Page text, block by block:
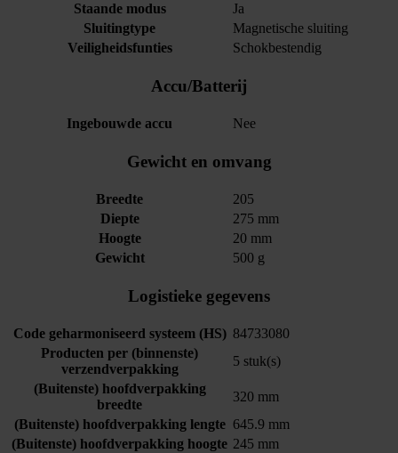
Staande modus
Ja
Sluitingtype
Magnetische sluiting
Veiligheidsfunties
Schokbestendig
Accu/Batterij
Ingebouwde accu Nee
Gewicht en omvang
Breedte
205
Diepte
275 mm
Hoogte
20 mm
Gewicht
500 g
Logistieke gegevens
Code geharmoniseerd systeem (HS) 84733080
Producten per (binnenste)
verzendverpakking
5 stuk(s)
(Buitenste) hoofdverpakking
breedte
320 mm
(Buitenste) hoofdverpakking lengte 645.9 mm
(Buitenste) hoofdverpakking hoogte 245 mm